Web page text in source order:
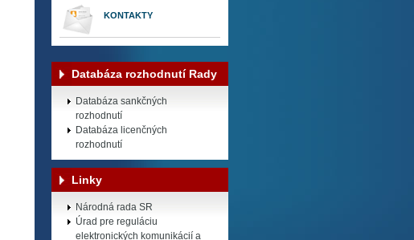
KONTAKTY
Databáza rozhodnutí Rady
Databáza sankčných
rozhodnutí
Databáza licenčných
rozhodnutí
Linky
Národná rada SR
Úrad pre reguláciu
elektronických komunikácií a